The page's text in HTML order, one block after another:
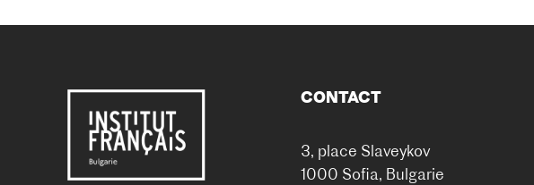
CONTACT
3, place Slaveykov
1000 Sofia, Bulgarie